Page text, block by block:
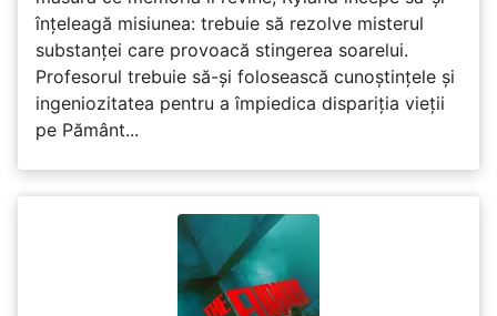
înțeleagă misiunea: trebuie să rezolve misterul
substanței care provoacă stingerea soarelui.
Profesorul trebuie să-și folosească cunoștințele și
ingeniozitatea pentru a împiedica dispariția vieții
pe Pământ...